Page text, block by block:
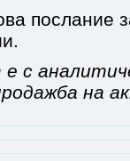
послание
с
на